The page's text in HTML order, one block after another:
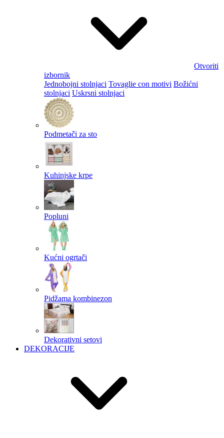
Otvoriti
izbornik
Jednobojni stolnjaci Tovaglie con motivi Božićni
stolnjaci Uskrsni stolnjaci
Podmetači za sto
Kuhinjske krpe
Popluni
Kućni ogrtači
Pidžama kombinezon
Dekorativni setovi
DEKORACIJE